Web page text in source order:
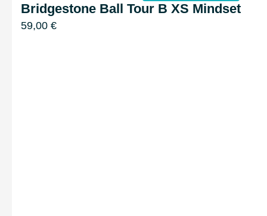
Bridgestone Ball Tour B XS Mindset
59,00 €